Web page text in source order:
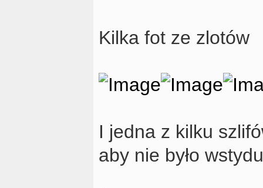
Kilka fot ze zlotów
I jedna z kilku
aby nie było